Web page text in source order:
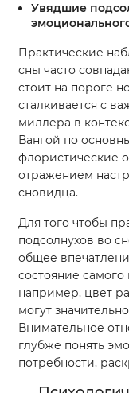
Увядшие
Практические
сны часто
стоит на пороге
сталкивается с
миллера в
Вангой по
флористические
отражением
сновидца.
Для того чтобы
подсолнухов во
общее
состояние
например, цвет
могут
Внимательное
глубже понять
потребности,